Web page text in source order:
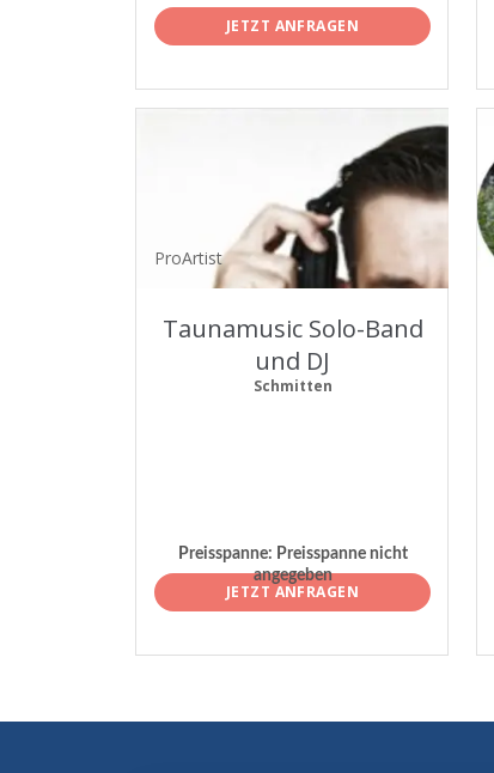
JETZT ANFRAGEN
ProArtist
Taunamusic Solo-Band
und DJ
Schmitten
Preisspanne: Preisspanne nicht
angegeben
JETZT ANFRAGEN